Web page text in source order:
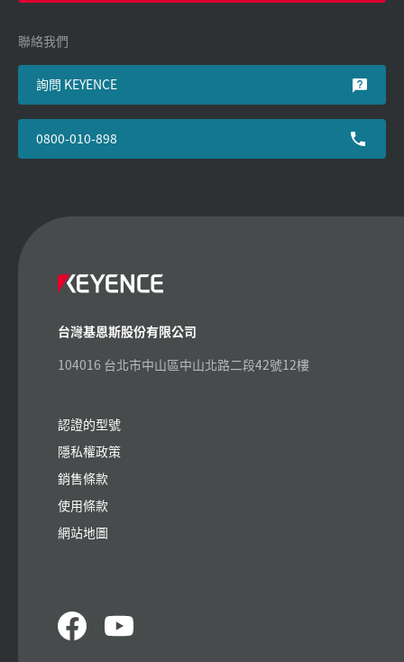
聯絡我們
詢問 KEYENCE
0800-010-898
台灣基恩斯股份有限公司
104016 台北市中山區中山北路二段42號12樓
認證的型號
隱私權政策
銷售條款
使用條款
網站地圖